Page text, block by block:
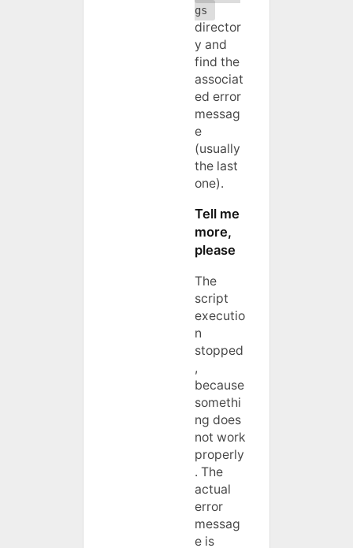
gs
director
y and
find the
associat
ed error
messag
e
(usually
the last
one).
Tell me
more,
please
The
script
executio
n
stopped
,
because
somethi
ng does
not work
properly
. The
actual
error
messag
e is